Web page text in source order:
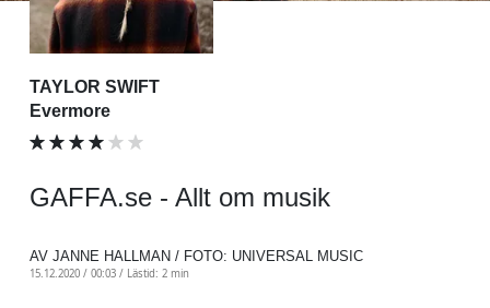
TAYLOR SWIFT
Evermore
GAFFA.se - Allt om musik
AV JANNE HALLMAN / FOTO: UNIVERSAL MUSIC
15.12.2020 / 00:03 / Lästid: 2 min